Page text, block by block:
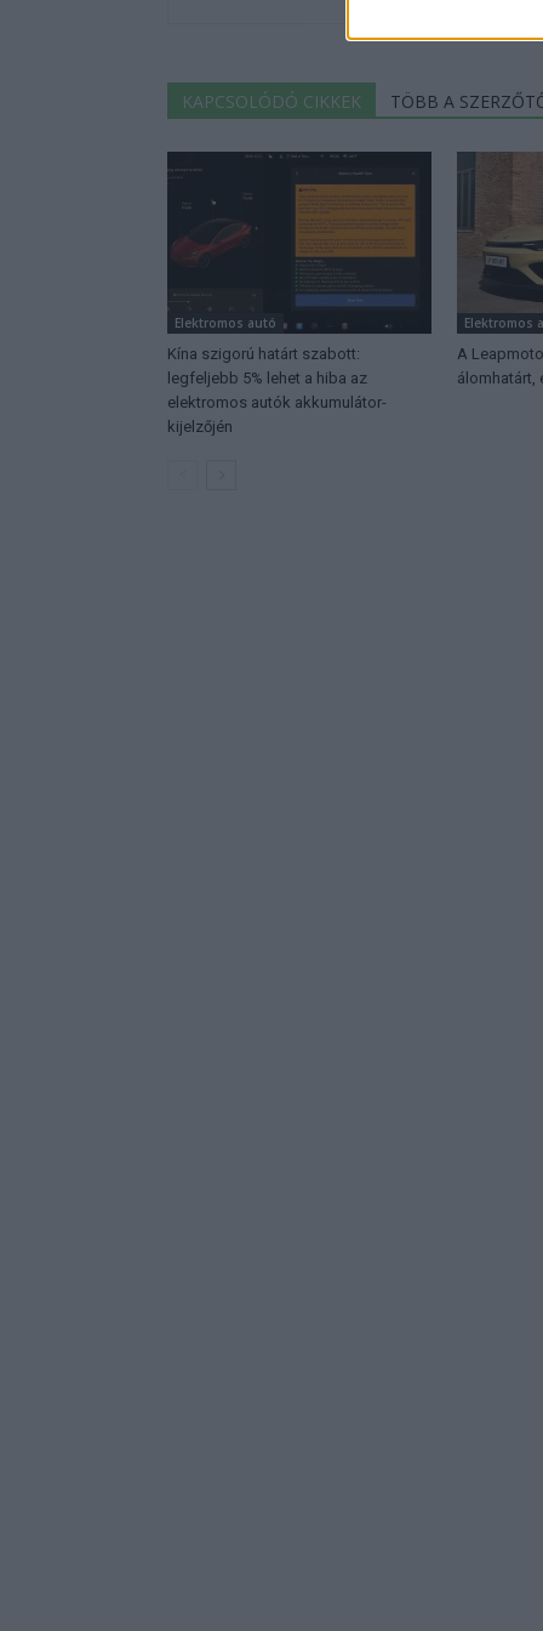
KAPCSOLÓDÓ CIKKEK TÖBB A
Elektromos autó
Kína szigorú határt szabott:
legfeljebb 5% lehet a hiba az
elektromos autók akkumulátor-
kijelzőjén
Elektromos
A
álomhatárt,